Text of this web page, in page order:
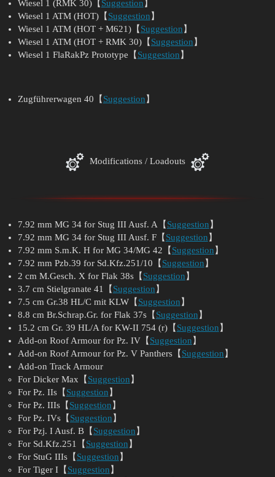
Wiesel 1 (RMK 30)【 Suggestion 】
Wiesel 1 ATM (HOT)【 Suggestion 】
Wiesel 1 ATM (HOT + M621)【 Suggestion 】
Wiesel 1 ATM (HOT + RMK 30)【 Suggestion 】
Wiesel 1 FlaRakPz Prototype【 Suggestion 】
Zugführerwagen 40【 Suggestion 】
Modifications / Loadouts
7.92 mm MG 34 for Stug III Ausf. A【 Suggestion 】
7.92 mm MG 34 for Stug III Ausf. F【 Suggestion 】
7.92 mm S.m.K. H for MG 34/MG 42【 Suggestion 】
7.92 mm Pzb.39 for Sd.Kfz.251/10【 Suggestion 】
2 cm M.Gesch. X for Flak 38s【 Suggestion 】
3.7 cm Stielgranate 41【 Suggestion 】
7.5 cm Gr.38 HL/C mit KLW【 Suggestion 】
8.8 cm Br.Schrap.Gr. for Flak 37s【 Suggestion 】
15.2 cm Gr. 39 HL/A for KW-II 754 (r)【 Suggestion 】
Add-on Roof Armour for Pz. IV【 Suggestion 】
Add-on Roof Armour for Pz. V Panthers【 Suggestion 】
Add-on Track Armour
For Dicker Max【 Suggestion 】
For Pz. IIs【 Suggestion 】
For Pz. IIIs【 Suggestion 】
For Pz. IVs【 Suggestion 】
For Pzj. I Ausf. B【 Suggestion 】
For Sd.Kfz.251【 Suggestion 】
For StuG IIIs【 Suggestion 】
For Tiger I【 Suggestion 】